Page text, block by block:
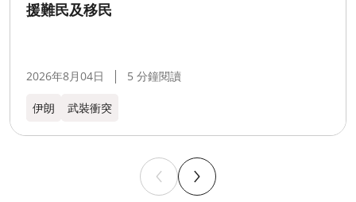
援難民及移民
2026年8月04日 5 分鐘閱讀
伊朗 武裝衝突